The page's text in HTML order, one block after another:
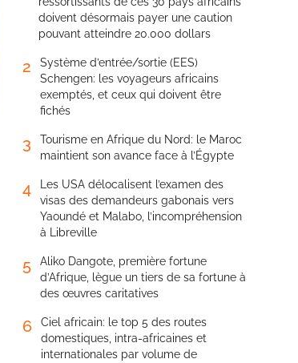
doivent désormais payer une caution
pouvant atteindre 20.000 dollars
2
Système d’entrée/sortie (EES)
Schengen: les voyageurs africains
exemptés, et ceux qui doivent être
fichés
3
Tourisme en Afrique du Nord: le Maroc
maintient son avance face à l’Égypte
4
Les USA délocalisent l’examen des
visas des demandeurs gabonais vers
Yaoundé et Malabo, l’incompréhension
à Libreville
5
Aliko Dangote, première fortune
d’Afrique, lègue un tiers de sa fortune à
des œuvres caritatives
6
Ciel africain: le top 5 des routes
domestiques, intra-africaines et
internationales par volume de